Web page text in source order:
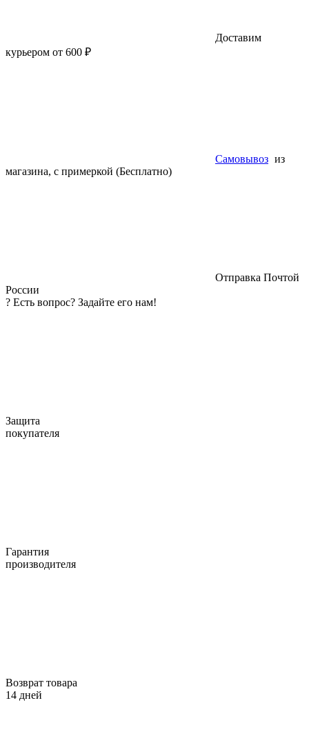
Доставим
курьером от 600 ₽
Самовывоз из
магазина, с примеркой (Бесплатно)
Отправка Почтой
России
? Есть вопрос? Задайте его нам!
Защита
покупателя
Гарантия
производителя
Возврат товара
14 дней